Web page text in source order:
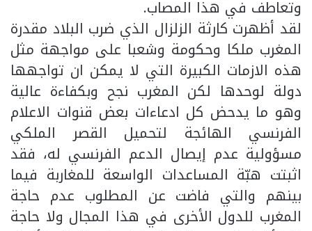
وتعاطف في هذا المصاب.
لقد أظهرت كارثة الزلزال الذي ضرب البلاد مقدرة
المغرب ملكا وحكومة وشعبا على مواجهة مثل
هذه الازمات الكبيرة التي لا يمكن ان تواجهها
دولة لوحدها لكن المغرب نجح وبكفاءة عالية
وهو ما يدحض كل ادعاءات بعض قنوات الاعلام
الفرنسي الهائجة لتحميل القصر الملكي
مسؤولية عدم إيصال الدعم الفرنسي له، فقد
اثبتت هبّة المساعدات الواسعة للمغاربة فيما
بينهم والتي فاضت عن المطلوب عدم حاجة
المغرب للدول الأخرى في هذا المجال ولا حاجة